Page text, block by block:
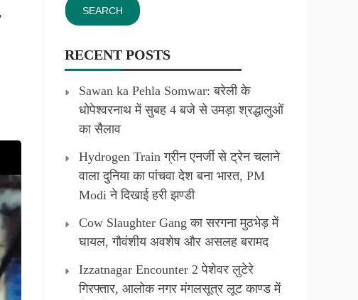
RECENT POSTS
Sawan ka Pehla Somwar: बरेली के
धोपेश्वरनाथ में सुबह 4 बजे से उमड़ा श्रद्धालुओं
का सैलाव
Hydrogen Train ग्रीन एनर्जी से ट्रेन चलाने
वाला दुनिया का पांचवा देश बना भारत, PM
Modi ने दिखाई हरी झण्डी
Cow Slaughter Gang का सरगना मुठभेड़ में
घायल, गौवंशीय अवशेष और असलह बरामद
Izzatnagar Encounter 2 पेशेवर लुटेरे
गिरफ्तार, आलोक नगर मंगलसूत्र लूट काण्‍ड में